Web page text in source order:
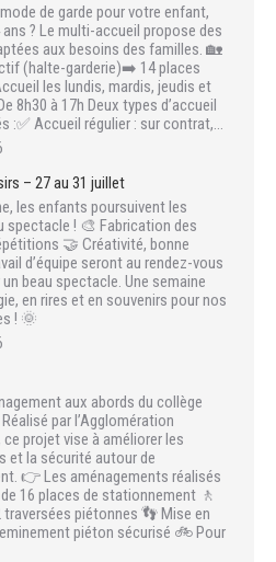
de garde pour votre enfant,
? Le multi-accueil propose des
aux besoins des familles. 🏡
(halte-garderie)➡️ 14 places
les lundis, mardis, jeudis et
8h30 à 17h Deux types d’accueil
:✅ Accueil régulier : sur contrat,…
– 27 au 31 juillet
les enfants poursuivent les
spectacle ! 🎨 Fabrication des
🤝 Créativité, bonne
d’équipe seront au rendez-vous
beau spectacle. Une semaine
en rires et en souvenirs pour nos
! 🌞
aux abords du collège
par l’Agglomération
projet vise à améliorer les
et la sécurité autour de
👉 Les aménagements réalisés
16 places de stationnement 🚶
traversées piétonnes 👣 Mise en
piéton sécurisé 🚲 Pour